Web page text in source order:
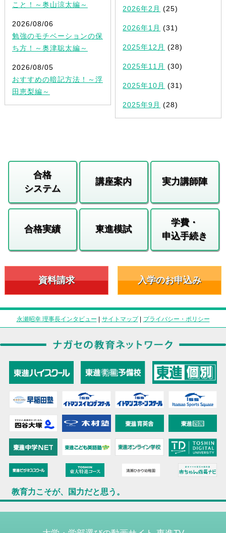
こと！～奥山涼太編～
2026/08/06
勉強のモチベーションの保
ち方！～奥津聡太編～
2026/08/05
おすすめの暗記方法！～浮
田恵梨編～
2026年2月 (25)
2026年1月 (31)
2025年12月 (28)
2025年11月 (30)
2025年10月 (31)
2025年9月 (28)
合格
システム
講座案内 実力講師陣
合格実績 東進模試
学費・
申込手続き
資料請求 入学のお申込み
永瀬昭幸 理事長インタビュー | サイトマップ| プライバシー・ポリシー
教育力こそが、国力だと思う。